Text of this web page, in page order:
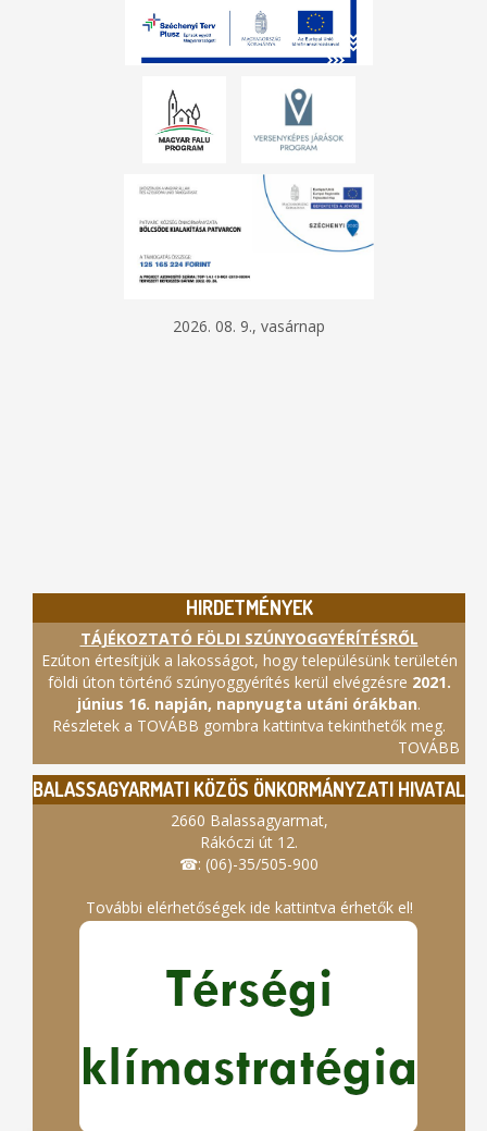
2026. 08. 9., vasárnap
HIRDETMÉNYEK
TÁJÉKOZTATÓ FÖLDI SZÚNYOGGYÉRÍTÉSRŐL
Ezúton értesítjük a lakosságot, hogy településünk területén
földi úton történő szúnyoggyérítés kerül elvégzésre 2021.
június 16. napján, napnyugta utáni órákban.
Részletek a TOVÁBB gombra kattintva tekinthetők meg.
TOVÁBB
BALASSAGYARMATI KÖZÖS ÖNKORMÁNYZATI HIVATAL
2660 Balassagyarmat,
Rákóczi út 12.
☎: (06)-35/505-900
További elérhetőségek ide kattintva érhetők el!